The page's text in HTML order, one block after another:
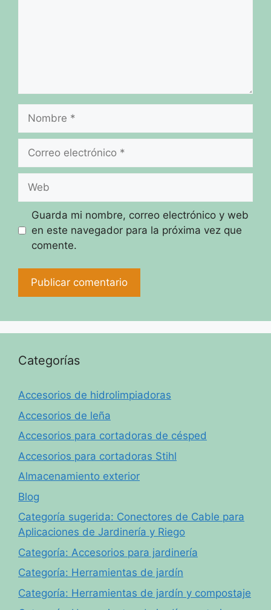
electrónico
Guarda mi nombre, correo electrónico y web
en este navegador para la próxima vez que
comente.
Categorías
Accesorios de hidrolimpiadoras
Accesorios de leña
Accesorios para cortadoras de césped
Accesorios para cortadoras Stihl
Almacenamiento exterior
Blog
Categoría sugerida: Conectores de Cable para
Aplicaciones de Jardinería y Riego
Categoría: Accesorios para jardinería
Categoría: Herramientas de jardín
Categoría: Herramientas de jardín y compostaje